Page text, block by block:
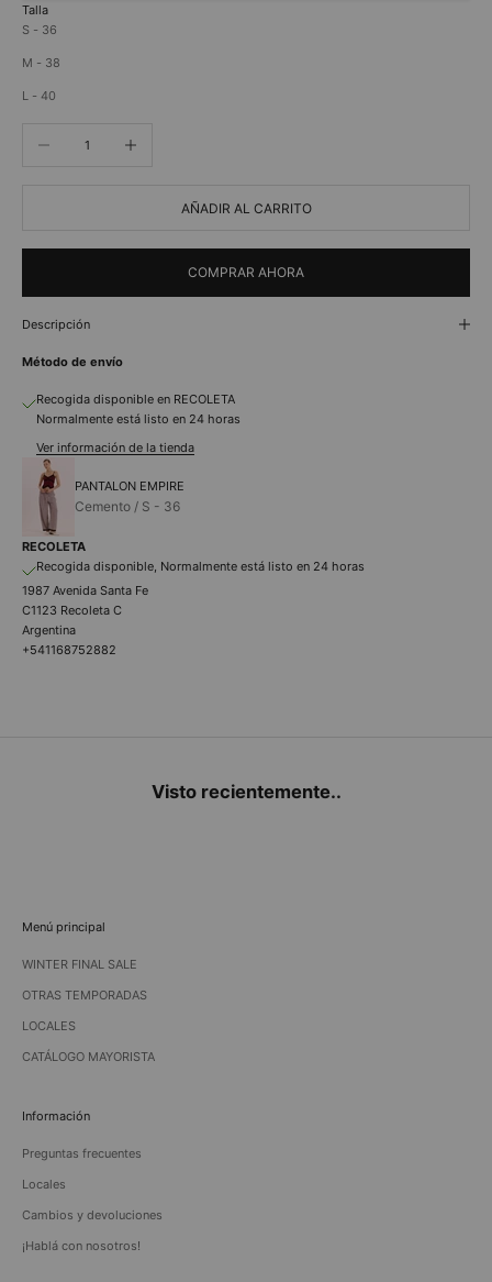
Talla
S - 36
M - 38
L - 40
AÑADIR AL CARRITO
COMPRAR AHORA
Descripción
Método de envío
Recogida disponible en RECOLETA
Normalmente está listo en 24 horas
Ver información de la tienda
PANTALON EMPIRE
Cemento / S - 36
RECOLETA
Recogida disponible, Normalmente está listo en 24 horas
1987 Avenida Santa Fe
C1123 Recoleta C
Argentina
+541168752882
Visto recientemente..
Menú principal
WINTER FINAL SALE
OTRAS TEMPORADAS
LOCALES
CATÁLOGO MAYORISTA
Información
Preguntas frecuentes
Locales
Cambios y devoluciones
¡Hablá con nosotros!